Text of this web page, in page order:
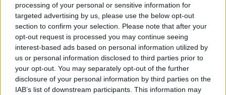
processing of your personal or sensitive information for
targeted advertising by us, please use the below opt-out
section to confirm your selection. Please note that after your
opt-out request is processed you may continue seeing
interest-based ads based on personal information utilized by
us or personal information disclosed to third parties prior to
your opt-out. You may separately opt-out of the further
disclosure of your personal information by third parties on the
IAB’s list of downstream participants. This information may